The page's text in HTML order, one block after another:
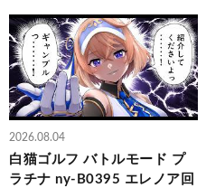
2026.08.04
白猫ゴルフ バトルモード プ
ラチナ ny-B0395 エレノア回